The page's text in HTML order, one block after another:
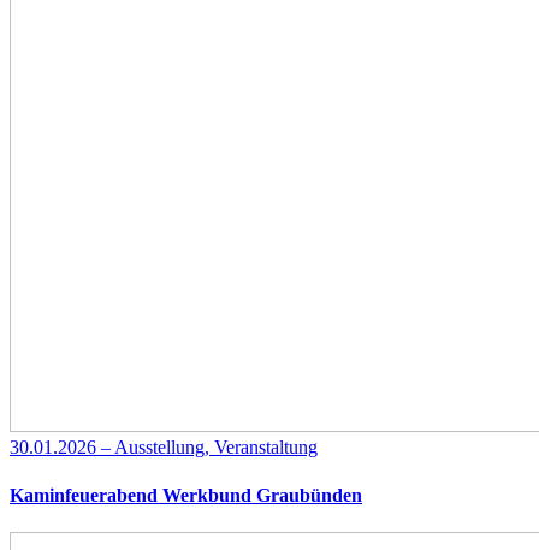
30.01.2026 – Ausstellung, Veranstaltung
Kaminfeuerabend Werkbund Graubünden